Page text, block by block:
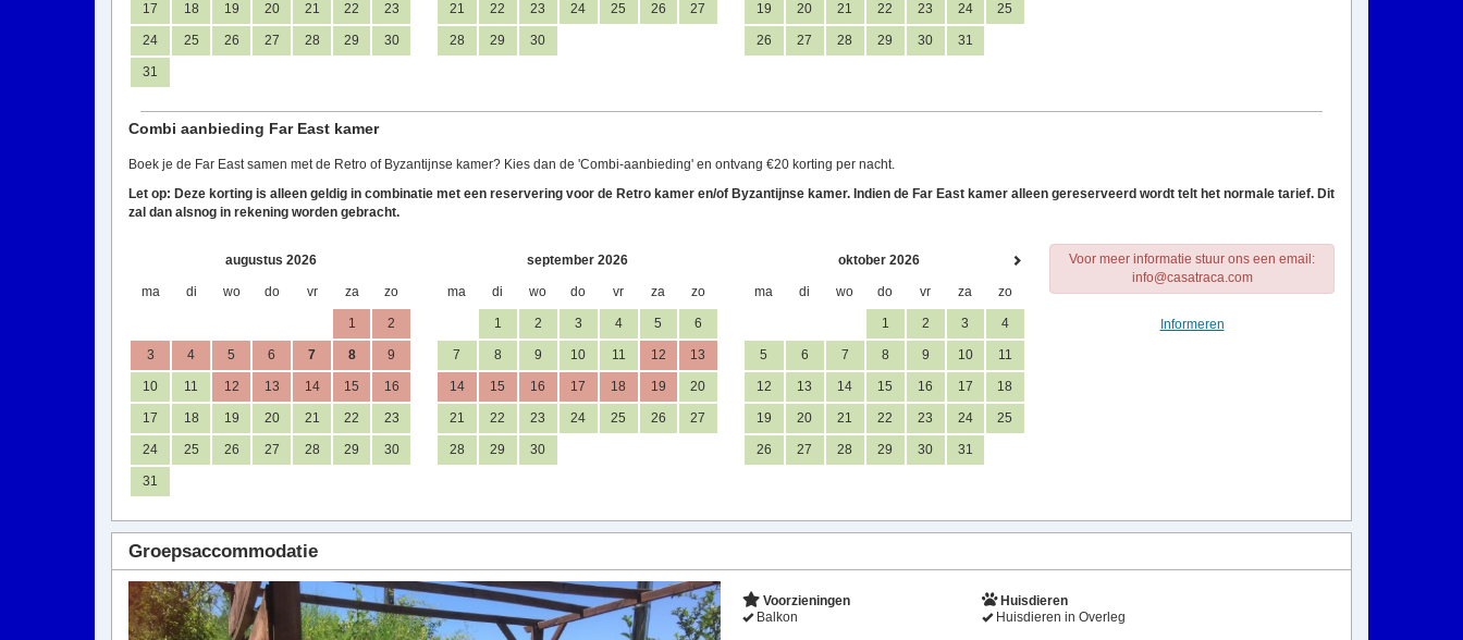
17 18 19 20 21 22 23
24 25 26 27 28 29 30
31
21 22 23 24 25 26 27
28 29 30
19 20 21 22 23 24 25
26 27 28 29 30 31
Combi aanbieding Far East kamer
Boek je de Far East samen met de Retro of Byzantijnse kamer? Kies dan de 'Combi-aanbieding' en ontvang €20 korting per nacht.
Let op: Deze korting is alleen geldig in combinatie met een reservering voor de Retro kamer en/of Byzantijnse kamer. Indien de Far East kamer alleen gereserveerd wordt telt het normale tarief. Dit
zal dan alsnog in rekening worden gebracht.
augustus 2026
ma di wo do vr za zo
1 2
3 4 5 6 7 8 9
10 11 12 13 14 15 16
17 18 19 20 21 22 23
24 25 26 27 28 29 30
31
september 2026
ma di wo do vr za zo
1 2 3 4 5 6
7 8 9 10 11 12 13
14 15 16 17 18 19 20
21 22 23 24 25 26 27
28 29 30
oktober 2026
ma di wo do vr za zo
1 2 3 4
5 6 7 8 9 10 11
12 13 14 15 16 17 18
19 20 21 22 23 24 25
26 27 28 29 30 31
Voor meer informatie stuur ons een email:
info@casatraca.com
Informeren
Groepsaccommodatie
Voorzieningen
Balkon
Huisdieren
Huisdieren in Overleg